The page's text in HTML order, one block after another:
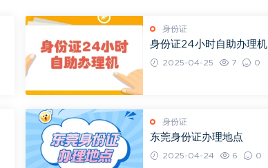
身份证
身份证24小时自助办理机
2025-04-25 7 0
身份证
东莞身份证办理地点
2025-04-24 6 0